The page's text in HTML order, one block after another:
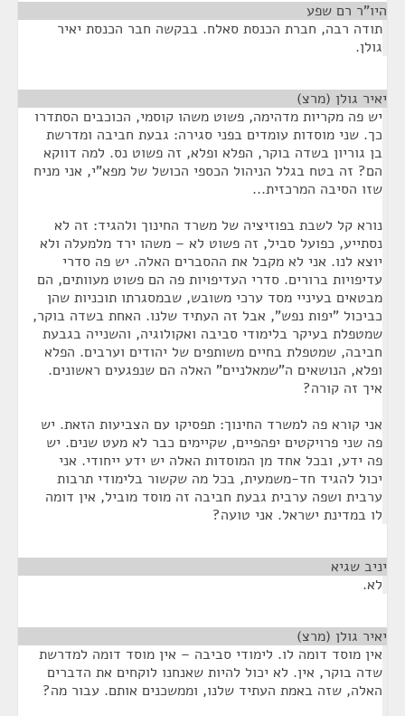
היו"ר רם שפע
תודה רבה, חברת הכנסת סאלח. בבקשה חבר הכנסת יאיר
גולן.
יאיר גולן (מרצ)
יש פה מקריות מדהימה, פשוט משהו קוסמי, הכוכבים הסתדרו
כך. שני מוסדות עומדים בפני סגירה: גבעת חביבה ומדרשת
בן גוריון בשדה בוקר, הפלא ופלא, זה פשוט נס. למה דווקא
הם? זה בטח בגלל הניהול הכספי הכושל של מפא"י, אני מניח
שזו הסיבה המרכזית...
נורא קל לשבת בפוזיציה של משרד החינוך ולהגיד: זה לא
נסתייע, כפועל סביל, זה פשוט לא – משהו ירד מלמעלה ולא
יוצא לנו. אני לא מקבל את ההסברים האלה. יש פה סדרי
עדיפויות ברורים. סדרי העדיפויות פה הם פשוט מעוותים, הם
מבטאים בעיניי מסד ערכי משובש, שבמסגרתו תוכניות שהן
כביכול "יפות נפש", אבל זה העתיד שלנו. האחת בשדה בוקר,
שמטפלת בעיקר בלימודי סביבה ואקולוגיה, והשנייה בגבעת
חביבה, שמטפלת בחיים משותפים של יהודים וערבים. הפלא
ופלא, הנושאים ה"שמאלניים" האלה הם שנפגעים ראשונים.
איך זה קורה?
אני קורא פה למשרד החינוך: תפסיקו עם הצביעות הזאת. יש
פה שני פרויקטים יפהפיים, שקיימים כבר לא מעט שנים. יש
פה ידע, ובכל אחד מן המוסדות האלה יש ידע ייחודי. אני
יכול להגיד חד-משמעית, בכל מה שקשור בלימודי תרבות
ערבית ושפה ערבית גבעת חביבה זה מוסד מוביל, אין דומה
לו במדינת ישראל. אני טועה?
יניב שגיא
לא.
יאיר גולן (מרצ)
אין מוסד דומה לו. לימודי סביבה – אין מוסד דומה למדרשת
שדה בוקר, אין. לא יכול להיות שאנחנו לוקחים את הדברים
האלה, שזה באמת העתיד שלנו, וממשכנים אותם. עבור מה?